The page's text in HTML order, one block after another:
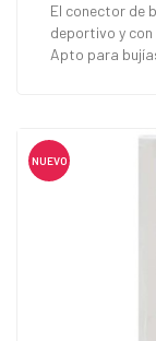
El conector de
deportivo y con
Apto para
NUEVO